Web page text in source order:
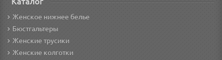
Женское нижнее белье
Бюстгальтеры
Женские трусики
Женские колготки